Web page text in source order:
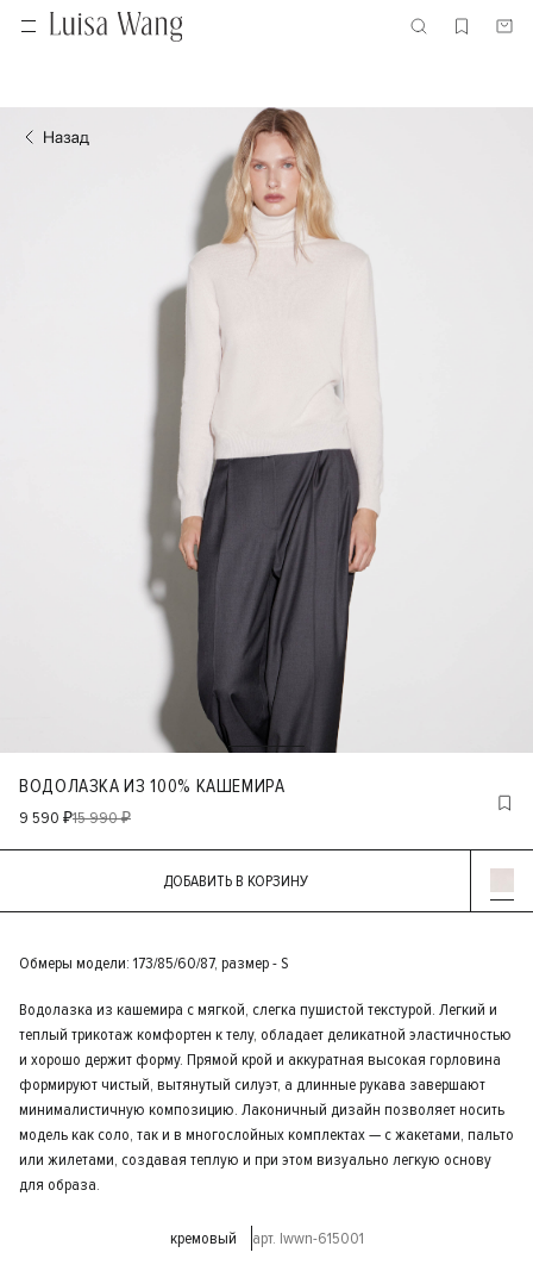
ВОДОЛАЗКА ИЗ 100% КАШЕМИРА
9 590 ₽15 990 ₽
ДОБАВИТЬ В КОРЗИНУ
Обмеры модели: 173/85/60/87, размер - S
Водолазка из кашемира с мягкой, слегка пушистой текстурой. Легкий и
теплый трикотаж комфортен к телу, обладает деликатной эластичностью
и хорошо держит форму. Прямой крой и аккуратная высокая горловина
формируют чистый, вытянутый силуэт, а длинные рукава завершают
минималистичную композицию. Лаконичный дизайн позволяет носить
модель как соло, так и в многослойных комплектах — с жакетами, пальто
или жилетами, создавая теплую и при этом визуально легкую основу
для образа.
кремовый арт. lwwn-615001